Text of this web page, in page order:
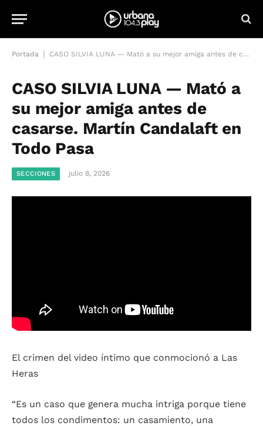
Portada CASO SILVIA LUNA — Mató a su mejor amiga antes de casarse. Martín Candalaft en Todo Pasa
CASO SILVIA LUNA — Mató a
su mejor amiga antes de
casarse. Martín Candalaft en
Todo Pasa
SECCIONES julio 8, 2026
El crimen del video íntimo que conmocionó a Las
Heras
“Es un caso que genera mucha intriga porque tiene
todos los condimentos: un casamiento, una